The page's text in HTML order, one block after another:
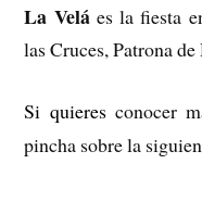
La Veláes la fiesta
las Cruces, Patrona
Si quieresconocer
pincha sobre la